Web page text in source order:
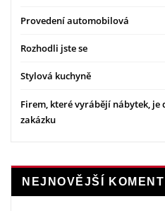
Provedení automobilová
Rozhodli jste se
Stylová kuchyně
Firem, které vyrábějí nábytek, je
zakázku
NEJNOVĚJŠÍ